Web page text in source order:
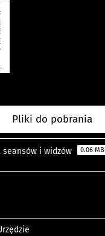
Pliki do pobrania
seansów i widzów 0.06 MB